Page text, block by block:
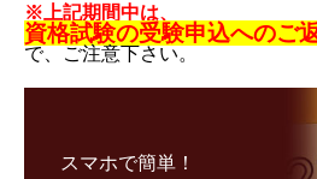
※上記期間中は、
資格試験の受験申込へのご
で、ご注意下さい。
スマホで簡単！